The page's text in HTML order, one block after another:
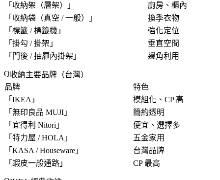
「 收納架（層架） 」
廚房、櫃內
「 收納袋（真空 / 一般） 」
換季衣物
「 標籤 / 標籤機 」
強化定位
「 掛勾 / 掛架 」
垂直空間
「 門後 / 抽屜內掛架 」 邊角利用
收納主要品牌（台灣）
品牌
特色
「 IKEA 」
模組化、CP 高
「 無印良品 MUJI 」
簡約透明
「 宜得利 Nitori 」
便宜、選擇多
「 特力屋 / HOLA 」
五金家用
「 KASA / Houseware 」
台灣品牌
「 蝦皮一般通路 」 CP 最高